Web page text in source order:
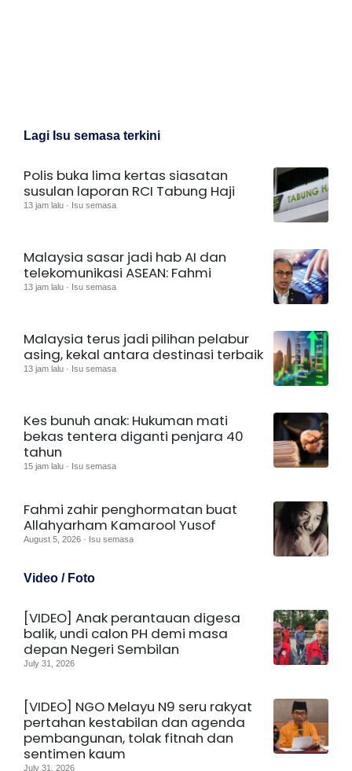
Lagi Isu semasa terkini
Polis buka lima kertas siasatan
susulan laporan RCI Tabung Haji
13 jam lalu · Isu semasa
Malaysia sasar jadi hab AI dan
telekomunikasi ASEAN: Fahmi
13 jam lalu · Isu semasa
Malaysia terus jadi pilihan pelabur
asing, kekal antara destinasi terbaik
13 jam lalu · Isu semasa
Kes bunuh anak: Hukuman mati
bekas tentera diganti penjara 40
tahun
15 jam lalu · Isu semasa
Fahmi zahir penghormatan buat
Allahyarham Kamarool Yusof
August 5, 2026 · Isu semasa
Video / Foto
[VIDEO] Anak perantauan digesa
balik, undi calon PH demi masa
depan Negeri Sembilan
July 31, 2026
[VIDEO] NGO Melayu N9 seru rakyat
pertahan kestabilan dan agenda
pembangunan, tolak fitnah dan
sentimen kaum
July 31, 2026